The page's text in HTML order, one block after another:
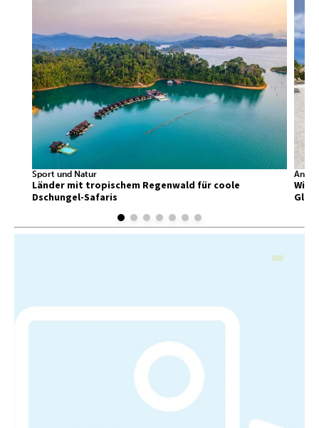
Sport und Natur
Länder mit tropischem Regenwald für coole
Dschungel-Safaris
Wir